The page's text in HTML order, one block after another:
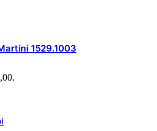
1529.1003